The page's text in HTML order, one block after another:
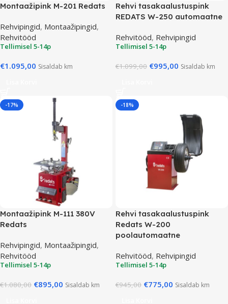
Montaažipink M-201 Redats
Rehvipingid, Montaažipingid,
Rehvitööd
Tellimisel 5-14p
€1.095,00 Sisaldab km
Rehvi tasakaalustuspink
REDATS W-250 automaatne
Rehvitööd, Rehvipingid
Tellimisel 5-14p
€1.099,00 €995,00 Sisaldab km
-17%
Montaažipink M-111 380V
Redats
Rehvipingid, Montaažipingid,
Rehvitööd
Tellimisel 5-14p
€1.080,00 €895,00 Sisaldab km
-18%
Rehvi tasakaalustuspink
Redats W-200
poolautomaatne
Rehvitööd, Rehvipingid
Tellimisel 5-14p
€945,00 €775,00 Sisaldab km